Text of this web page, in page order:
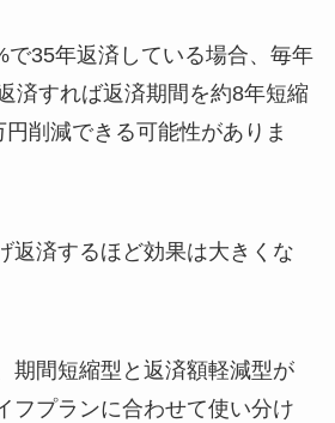
で35年返済している場合、毎年
済すれば返済期間を約8年短縮
削減できる可能性がありま
返済するほど効果は大きくな
期間短縮型と返済額軽減型が
フプランに合わせて使い分け